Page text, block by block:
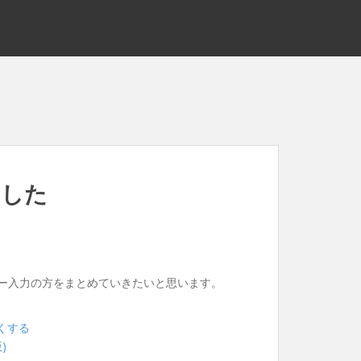
た
力の方をまとめていきたいと思います。
する